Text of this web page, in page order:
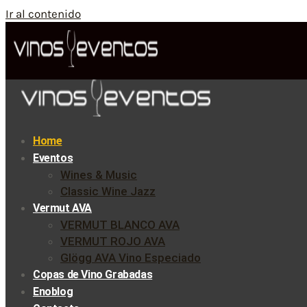
Ir al contenido
Home
Eventos
Wines & Music
Classic Wine Jazz
Vermut AVA
VERMUT BLANCO AVA
VERMUT ROJO AVA
Glögg AVA Vino Especiado
Copas de Vino Grabadas
Enoblog